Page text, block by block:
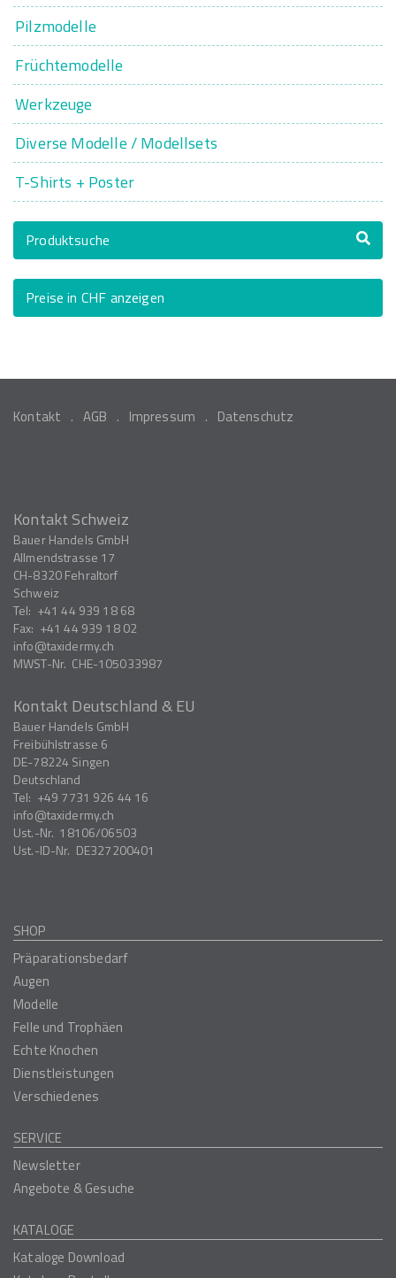
Pilzmodelle
Früchtemodelle
Werkzeuge
Diverse Modelle / Modellsets
T-Shirts + Poster
Produktsuche
Preise in CHF anzeigen
Kontakt AGB Impressum Datenschutz
Kontakt Schweiz
Bauer Handels GmbH
Allmendstrasse 17
CH-8320Fehraltorf
Schweiz
Tel: +41 44 939 18 68
Fax: +41 44 939 18 02
info
taxidermy.ch
MWST-Nr. CHE-105033987
Kontakt Deutschland & EU
Bauer Handels GmbH
Freibühlstrasse 6
DE-78224 Singen
Deutschland
Tel: +49 7731 926 44 16
info
taxidermy.ch
Ust.-Nr. 18106/06503
Ust.-ID-Nr. DE327200401
SHOP
Präparationsbedarf
Augen
Modelle
Felle und Trophäen
Echte Knochen
Dienstleistungen
Verschiedenes
SERVICE
Newsletter
Angebote & Gesuche
KATALOGE
Kataloge Download